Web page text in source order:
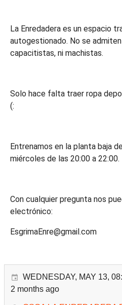
La Enredadera es un espacio
autogestionado. No se
capacitistas, ni machistas.
Solo hace falta traer ropa
(:
Entrenamos en la planta baja
miércoles de las 20:00 a 22:00.
Con cualquier pregunta nos
electrónico:
EsgrimaEnre@gmail.com
WEDNESDAY, MAY 13,
2 months ago